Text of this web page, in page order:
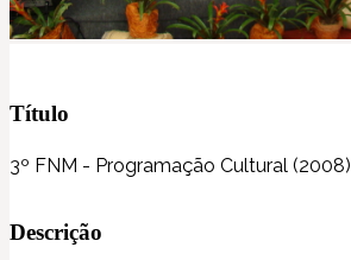
Título
3º FNM - Programação Cultural (2008)
Descrição